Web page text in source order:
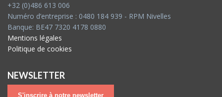
+32 (0)486 613 006
Numéro d’entreprise : 0480 184 939 - RPM Nivelles
Banque: BE47 7320 4178 0880
Mentions légales
Politique de cookies
NEWSLETTER
S'inscrire à notre newsletter